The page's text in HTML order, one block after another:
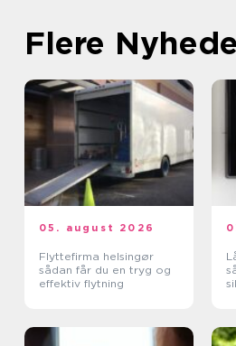
Flere
05. august 2026
Flyttefirma helsingør
sådan får du en tryg og
effektiv flytning